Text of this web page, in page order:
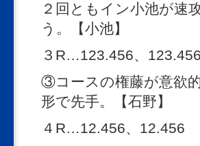
２回ともイン小池が速
う。【小池】
３R…123.456、123.456
③コースの権藤が意欲
形で先手。【石野】
４R…12.456、12.456